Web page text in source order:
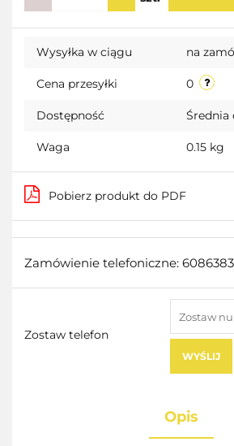
Wysyłka w ciągu na
Cena przesyłki 0
Dostępność Średnia
Waga 0.15 kg
Pobierz produkt do PDF
Zamówienie telefoniczne:
Zostaw telefon
WYŚLIJ
Opis